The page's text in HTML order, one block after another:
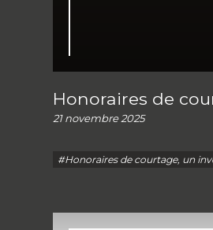
Honoraires de
21 novembre 2025
#Honoraires de courtage, un